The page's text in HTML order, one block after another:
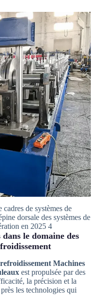
de systèmes de
dorsale des systèmes de
en 2025 4
dans le domaine des
Machines
est propulsée par des
la précision et la
les technologies qui